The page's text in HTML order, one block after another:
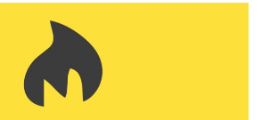
пчёл
166
программу амбассадоров для
вузов